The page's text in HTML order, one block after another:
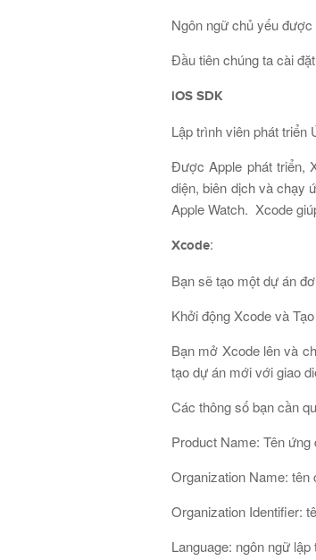
Ngôn ngữ chủ yếu
Đầu tiên chúng ta cài
iOS SDK
Lập trình viên phát triển
Được Apple phát triển,
diện, biên dịch và chạy
Apple Watch. Xcode
Xcode:
Bạn sẽ tạo một dự án
Khởi động Xcode và
Bạn mở Xcode lên và
tạo dự án mới với giao
Các thông số bạn cần
Product Name: Tên ứng
Organization Name:
Organization Identifier:
Language: ngôn ngữ